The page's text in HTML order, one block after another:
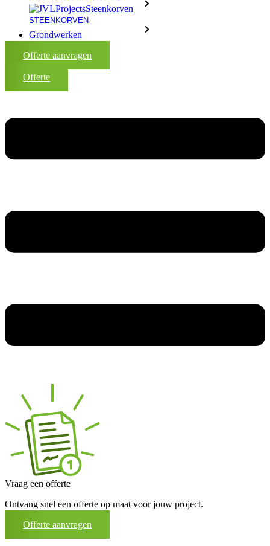
STEENKORVEN
Grondwerken
Offerte aanvragen
Offerte
Vraag een offerte
Ontvang snel een offerte op maat voor jouw project.
Offerte aanvragen